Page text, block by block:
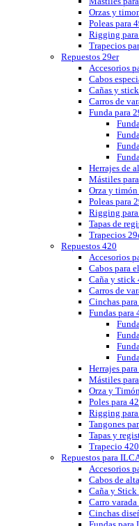
Orzas y
Poleas para
Rigging
Trapecios
Repuestos 29er
Accesorios
Cabos
Cañas y
Carros de
Funda para
Herrajes de
Mástiles
Orza y timón
Poleas para
Rigging
Tapas de
Trapecios
Repuestos 420
Accesorios
Cabos para
Caña y stick
Carros de
Cinchas
Fundas para
Herrajes
Mástiles
Orza y
Poles para
Rigging
Tangones
Tapas y
Trapecio 420
Repuestos para
Accesorios
Cabos de
Caña y
Carro
Cinchas